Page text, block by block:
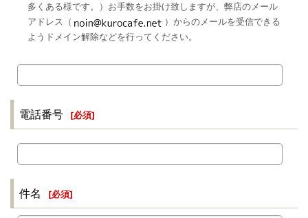
多くある様です。）お手数をお掛け致しますが、弊店のメール
アドレス（
）からのメールを受信できる
ようドメイン解除などを行ってください。
電話番号 [必須]
件名 [必須]